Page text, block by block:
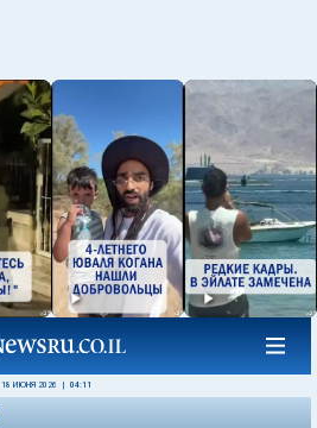
18 ИЮНЯ 2026 04:11